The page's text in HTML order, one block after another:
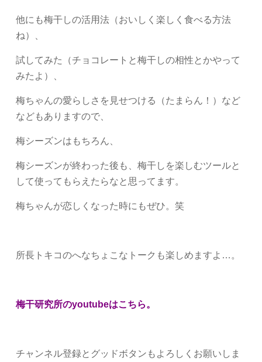
他にも梅干しの活用法（おいしく楽しく食べる方法
ね）、
試してみた（チョコレートと梅干しの相性とかやって
みたよ）、
梅ちゃんの愛らしさを見せつける（たまらん！）など
などもありますので、
梅シーズンはもちろん、
梅シーズンが終わった後も、梅干しを楽しむツールと
して使ってもらえたらなと思ってます。
梅ちゃんが恋しくなった時にもぜひ。笑
所長トキコのへなちょこなトークも楽しめますよ…。
梅干研究所のyoutubeはこちら。
チャンネル登録とグッドボタンもよろしくお願いしま